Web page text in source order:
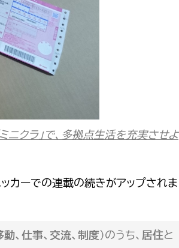
ニクラ」で、多拠点生活を充実させよ
カーでの連載の続きがアップされま
動、仕事、交流、制度）のうち、 居住と